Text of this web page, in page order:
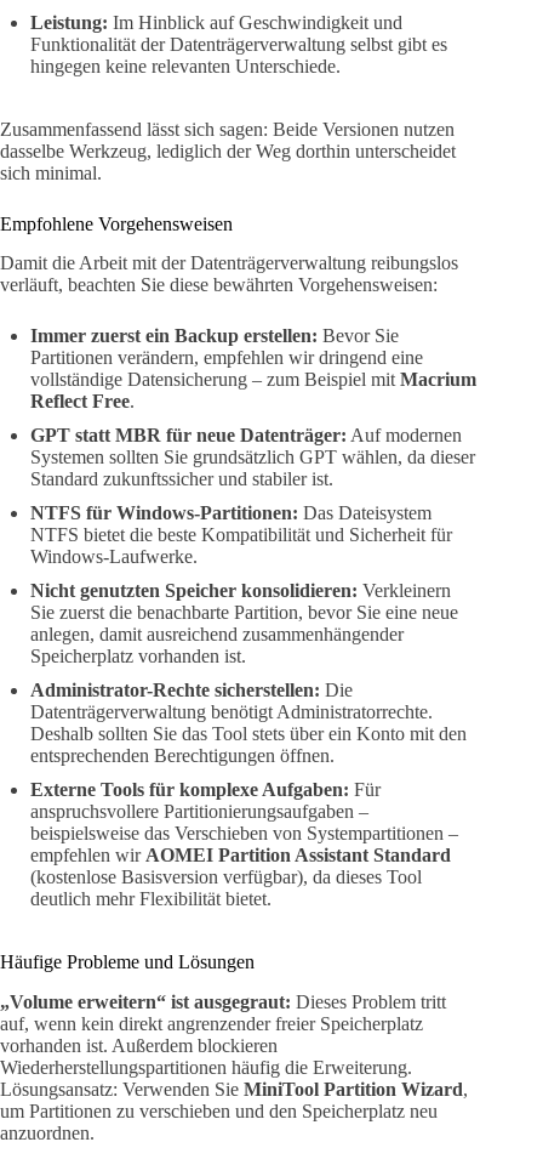
Leistung: Im Hinblick auf Geschwindigkeit und
Funktionalität der Datenträgerverwaltung selbst gibt es
hingegen keine relevanten Unterschiede.
Zusammenfassend lässt sich sagen: Beide Versionen nutzen
dasselbe Werkzeug, lediglich der Weg dorthin unterscheidet
sich minimal.
Empfohlene Vorgehensweisen
Damit die Arbeit mit der Datenträgerverwaltung reibungslos
verläuft, beachten Sie diese bewährten Vorgehensweisen:
Immer zuerst ein Backup erstellen: Bevor Sie
Partitionen verändern, empfehlen wir dringend eine
vollständige Datensicherung – zum Beispiel mitMacrium
Reflect Free.
GPT statt MBR für neue Datenträger: Auf modernen
Systemen sollten Sie grundsätzlich GPT wählen, da dieser
Standard zukunftssicher und stabiler ist.
NTFS für Windows-Partitionen: Das Dateisystem
NTFS bietet die beste Kompatibilität und Sicherheit für
Windows-Laufwerke.
Nicht genutzten Speicher konsolidieren: Verkleinern
Sie zuerst die benachbarte Partition, bevor Sie eine neue
anlegen, damit ausreichend zusammenhängender
Speicherplatz vorhanden ist.
Administrator-Rechte sicherstellen: Die
Datenträgerverwaltung benötigt Administratorrechte.
Deshalb sollten Sie das Tool stets über ein Konto mit den
entsprechenden Berechtigungen öffnen.
Externe Tools für komplexe Aufgaben: Für
anspruchsvollere Partitionierungsaufgaben –
beispielsweise das Verschieben von Systempartitionen –
empfehlen wirAOMEI Partition Assistant Standard
(kostenlose Basisversion verfügbar), da dieses Tool
deutlich mehr Flexibilität bietet.
Häufige Probleme und Lösungen
„Volume erweitern“ ist ausgegraut: Dieses Problem tritt
auf, wenn kein direkt angrenzender freier Speicherplatz
vorhanden ist. Außerdem blockieren
Wiederherstellungspartitionen häufig die Erweiterung.
Lösungsansatz: Verwenden Sie MiniTool Partition Wizard,
um Partitionen zu verschieben und den Speicherplatz neu
anzuordnen.